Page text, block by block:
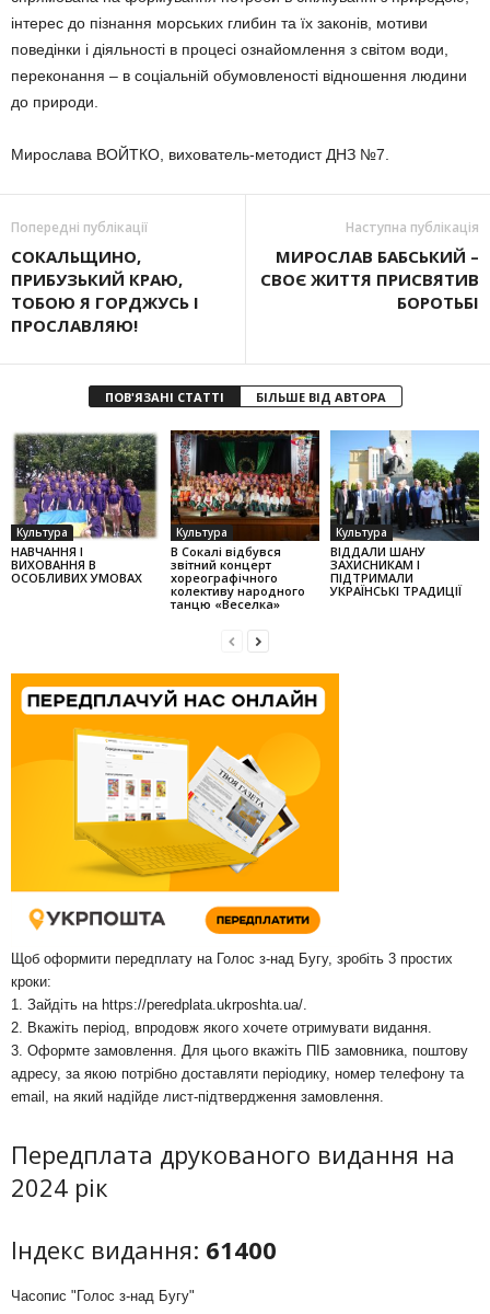
інтерес до пізнання морських глибин та їх законів, мотиви
поведінки і діяльності в процесі ознайомлення з світом води,
переконання – в соціальній обумовленості відношення людини
до природи.
Мирослава ВОЙТКО, вихователь-методист ДНЗ №7.
Попередні публікації
СОКАЛЬЩИНО,
ПРИБУЗЬКИЙ КРАЮ,
ТОБОЮ Я ГОРДЖУСЬ І
ПРОСЛАВЛЯЮ!
Наступна публікація
МИРОСЛАВ БАБСЬКИЙ –
СВОЄ ЖИТТЯ ПРИСВЯТИВ
БОРОТЬБІ
ПОВ'ЯЗАНІ СТАТТІ БІЛЬШЕ ВІД АВТОРА
Культура
НАВЧАННЯ І
ВИХОВАННЯ В
ОСОБЛИВИХ УМОВАХ
Культура
В Сокалі відбувся
звітний концерт
хореографічного
колек­тиву народного
танцю «Веселка»
Культура
ВІДДАЛИ ШАНУ
ЗАХИСНИКАМ І
ПІДТРИМАЛИ
УКРАЇНСЬКІ ТРАДИЦІЇ
Щоб оформити передплату на Голос з-над Бугу, зробіть 3 простих
кроки:
1. Зайдіть на https://peredplata.ukrposhta.ua/.
2. Вкажіть період, впродовж якого хочете отримувати видання.
3. Оформте замовлення. Для цього вкажіть ПІБ замовника, поштову
адресу, за якою потрібно доставляти періодику, номер телефону та
email, на який надійде лист-підтвердження замовлення.
Передплата друкованого видання на
2024 рік
Індекс видання: 61400
Часопис "Голос з-над Бугу"